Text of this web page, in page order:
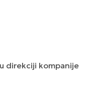
direkciji kompanije